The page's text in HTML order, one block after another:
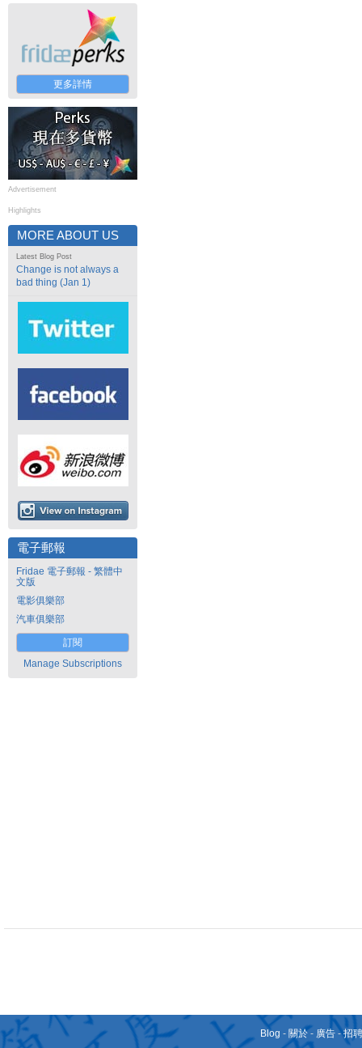
更多詳情
Advertisement
Highlights
MORE ABOUT US
Latest Blog Post
Change is not always a
bad thing (Jan 1)
電子郵報
Fridae 電子郵報 - 繁體中
文版
電影俱樂部
汽車俱樂部
訂閱
Manage Subscriptions
Blog - 關於 - 廣告 -招